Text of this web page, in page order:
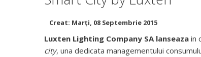
Creat: Marți, 08 Septembrie 2015
Luxten Lighting Company SA lanseaza in
city, una dedicata managementului